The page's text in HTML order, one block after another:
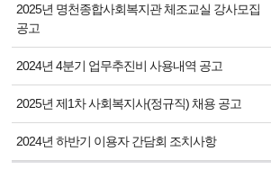
2025년 명천종합사회복지관 체조교실 강사모집
공고
2024년 4분기 업무추진비 사용내역 공고
2025년 제1차 사회복지사(정규직) 채용 공고
2024년 하반기 이용자 간담회 조치사항